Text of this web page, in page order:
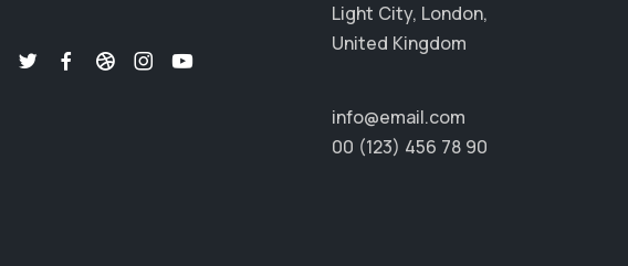
Light City, London,
United Kingdom
info@email.com
00 (123) 456 78 90